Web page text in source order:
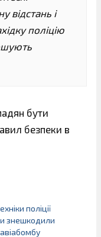
відстань і
поліцію
бути
безпеки в
поліції
знешкодили